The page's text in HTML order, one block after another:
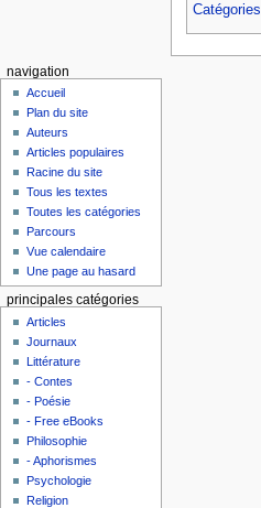
Catégories
navigation
Accueil
Plan du site
Auteurs
Articles populaires
Racine du site
Tous les textes
Toutes les catégories
Parcours
Vue calendaire
Une page au hasard
principales catégories
Articles
Journaux
Littérature
- Contes
- Poésie
- Free eBooks
Philosophie
- Aphorismes
Psychologie
Religion